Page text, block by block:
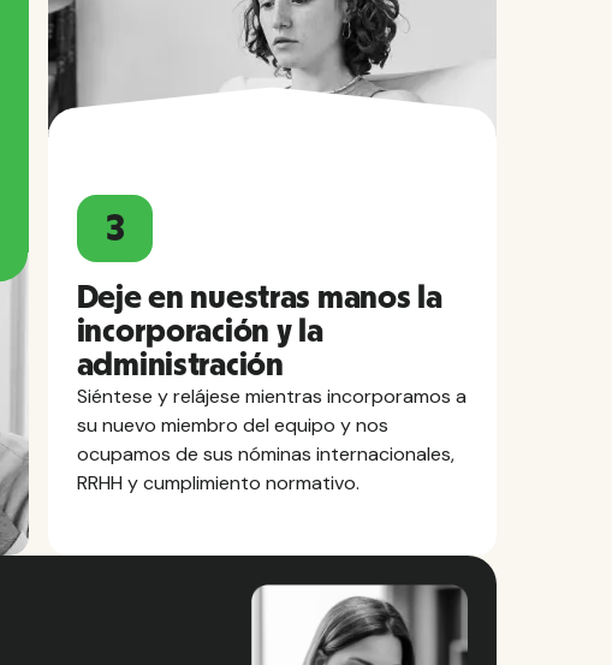
3
Deje en nuestras manos la
incorporación y la
administración
Siéntese y relájese mientras incorporamos a
su nuevo miembro del equipo y nos
ocupamos de sus nóminas internacionales,
RRHH y cumplimiento normativo.